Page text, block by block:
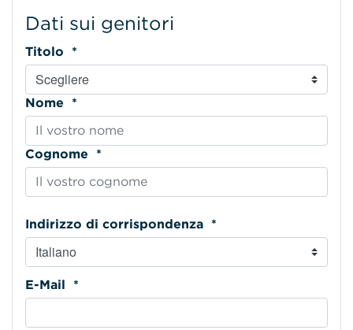
Dati sui genitori
Titolo *
Nome *
Cognome *
Indirizzo di corrispondenza *
E-Mail *